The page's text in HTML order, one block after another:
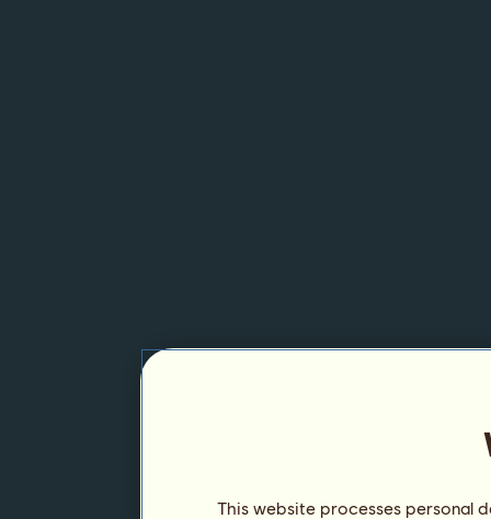
This website processes personal